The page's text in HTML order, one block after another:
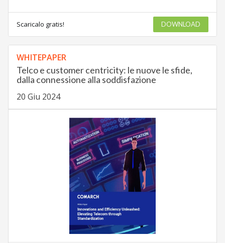
Scaricalo gratis! DOWNLOAD
WHITEPAPER
Telco e customer centricity: le nuove le sfide,
dalla connessione alla soddisfazione
20 Giu 2024